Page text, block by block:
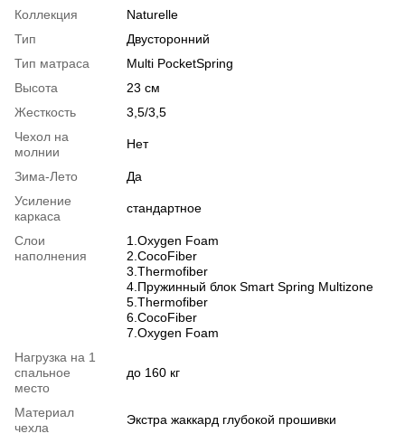
Коллекция
Naturelle
Тип
Двусторонний
Тип матраса
Multi PocketSpring
Высота
23 см
Жесткость
3,5/3,5
Чехол на
молнии
Нет
Зима-Лето
Да
Усиление
каркаса
стандартное
Слои
наполнения
1.Oxygen Foam
2.CocoFiber
3.Thermofiber
4.Пружинный блок Smart Spring Multizone
5.Thermofiber
6.CocoFiber
7.Oxygen Foam
Нагрузка на 1
спальное
место
до 160 кг
Материал
чехла
Экстра жаккард глубокой прошивки